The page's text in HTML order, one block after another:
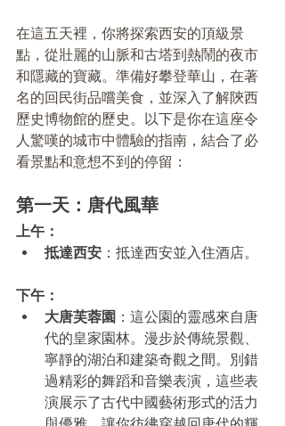
在這五天裡，你將探索西安的頂級景
點，從壯麗的山脈和古塔到熱鬧的夜市
和隱藏的寶藏。準備好攀登華山，在著
名的回民街品嚐美食，並深入了解陝西
歷史博物館的歷史。以下是你在這座令
人驚嘆的城市中體驗的指南，結合了必
看景點和意想不到的停留：
第一天：唐代風華
上午：
抵達西安 ：抵達西安並入住酒店。
下午：
大唐芙蓉園 ：這公園的靈感來自唐
代的皇家園林。漫步於傳統景觀、
寧靜的湖泊和建築奇觀之間。別錯
過精彩的舞蹈和音樂表演，這些表
演展示了古代中國藝術形式的活力